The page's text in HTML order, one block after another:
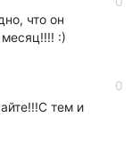
что он
:)
0
тем и